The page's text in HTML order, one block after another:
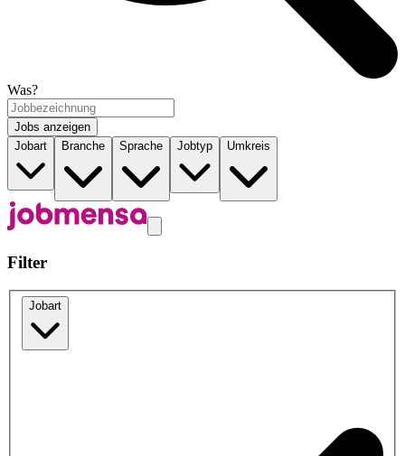
Was?
Jobs anzeigen
Jobart
Branche Sprache Jobtyp Umkreis
Filter
Jobart